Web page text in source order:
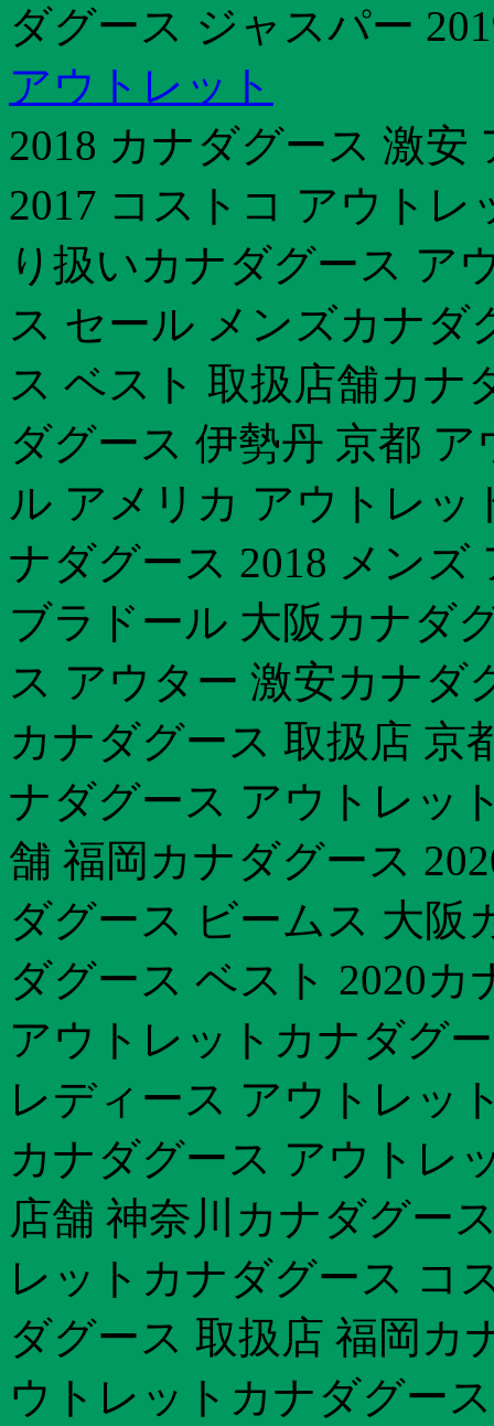
ダグース ジャスパー
アウトレット
2018 カナダグース 激
2017 コストコ アウト
り扱いカナダグース ア
ス セール メンズカナダ
ス ベスト 取扱店舗カナ
ダグース 伊勢丹 京都
ル アメリカ アウトレッ
ナダグース 2018 メン
ブラドール 大阪カナダ
ス アウター 激安カナダ
カナダグース 取扱店 京
ナダグース アウトレッ
舗 福岡カナダグース
ダグース ビームス 大阪
ダグース ベスト 2020
アウトレットカナダグ
レディース アウトレッ
カナダグース アウトレ
店舗 神奈川カナダグー
レットカナダグース コ
ダグース 取扱店 福岡カ
ウトレットカナダグー